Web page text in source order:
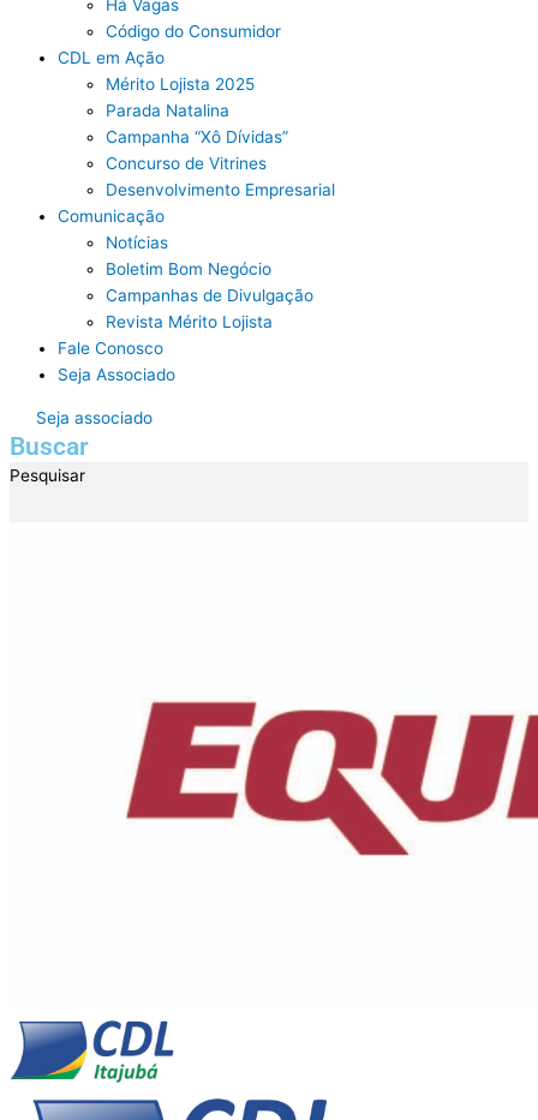
Há Vagas
Código do Consumidor
CDL em Ação
Mérito Lojista 2025
Parada Natalina
Campanha “Xô Dívidas”
Concurso de Vitrines
Desenvolvimento Empresarial
Comunicação
Notícias
Boletim Bom Negócio
Campanhas de Divulgação
Revista Mérito Lojista
Fale Conosco
Seja Associado
Seja associado
Buscar
Pesquisar